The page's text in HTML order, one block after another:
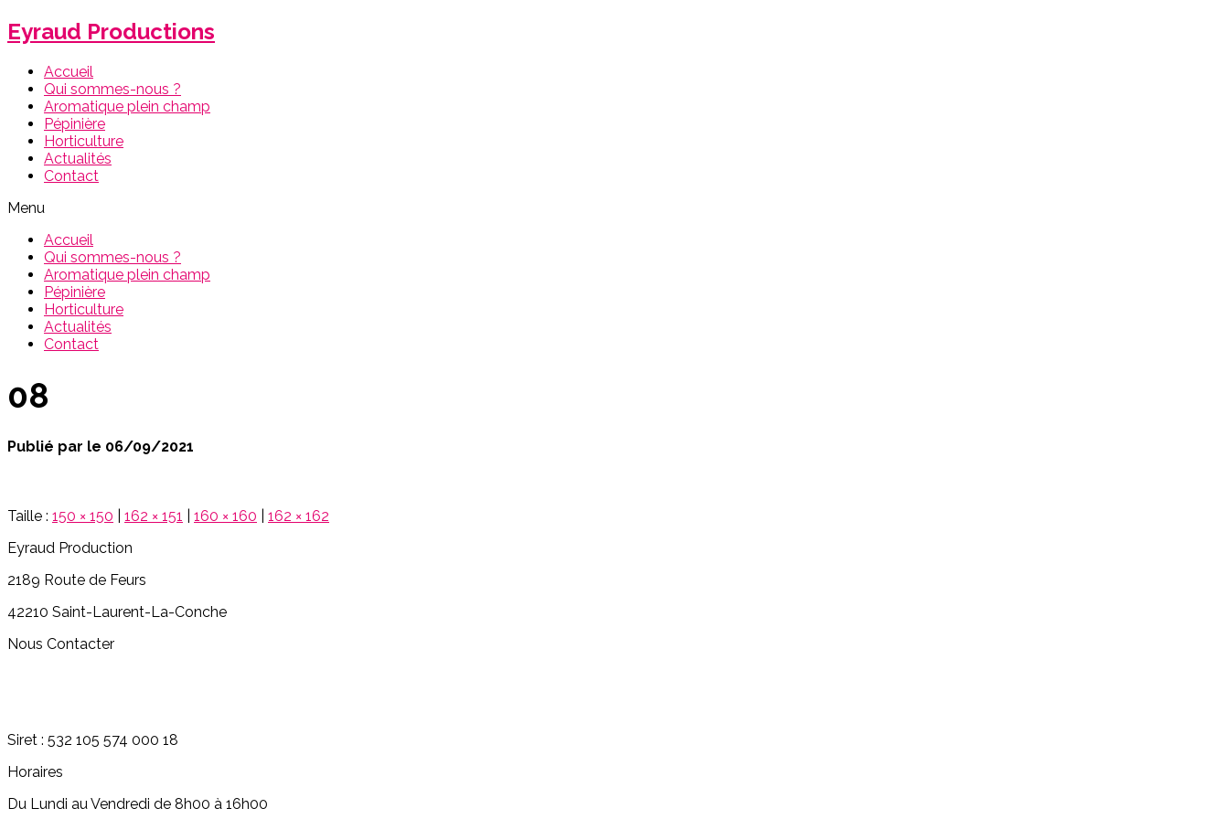
Eyraud Productions
Accueil
Qui sommes-nous ?
Aromatique plein champ
Pépinière
Horticulture
Actualités
Contact
Menu
Accueil
Qui sommes-nous ?
Aromatique plein champ
Pépinière
Horticulture
Actualités
Contact
08
Publié par le 06/09/2021
Taille : 150 × 150 162 × 151 160 × 160
162 × 162
Eyraud Production
2189 Route de Feurs
42210 Saint-Laurent-La-Conche
Nous Contacter
Siret : 532 105 574 000 18
Horaires
Du Lundi au Vendredi de 8h00 à 16h00